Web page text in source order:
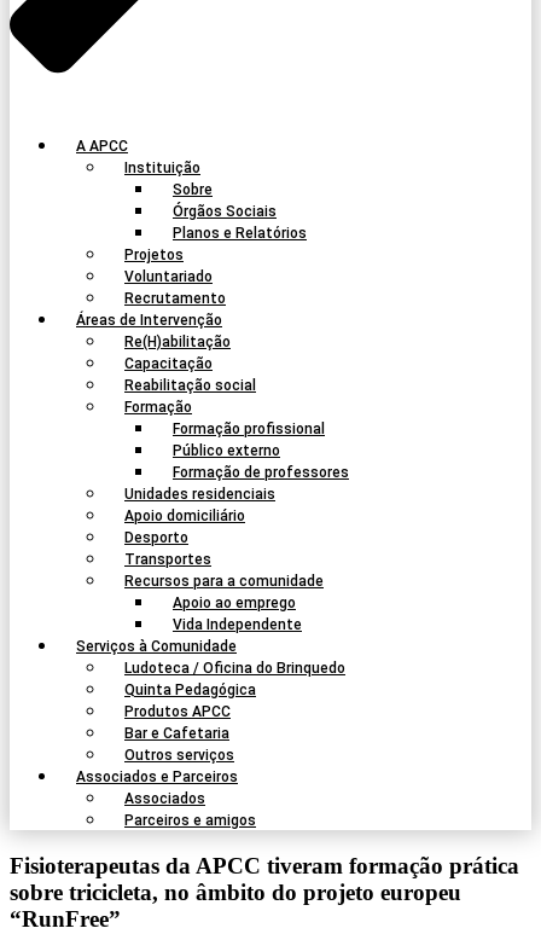
A APCC
Instituição
Sobre
Órgãos Sociais
Planos e Relatórios
Projetos
Voluntariado
Recrutamento
Áreas de Intervenção
Re(H)abilitação
Capacitação
Reabilitação social
Formação
Formação profissional
Público externo
Formação de professores
Unidades residenciais
Apoio domiciliário
Desporto
Transportes
Recursos para a comunidade
Apoio ao emprego
Vida Independente
Serviços à Comunidade
Ludoteca / Oficina do Brinquedo
Quinta Pedagógica
Produtos APCC
Bar e Cafetaria
Outros serviços
Associados e Parceiros
Associados
Parceiros e amigos
Fisioterapeutas da APCC tiveram formação prática
sobre tricicleta, no âmbito do projeto europeu
“RunFree”